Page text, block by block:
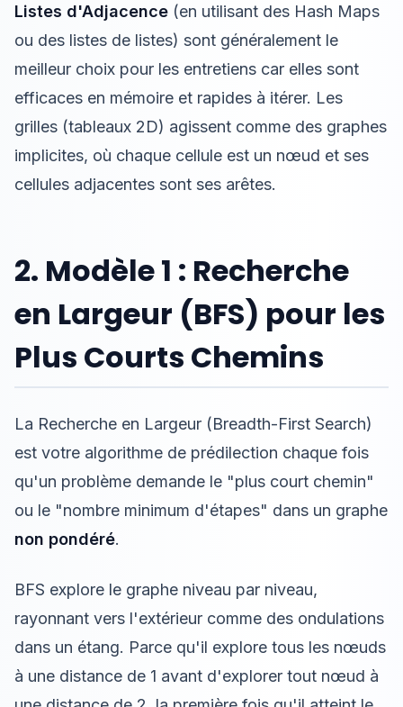
Listes d'Adjacence (en utilisant des Hash Maps
ou des listes de listes) sont généralement le
meilleur choix pour les entretiens car elles sont
efficaces en mémoire et rapides à itérer. Les
grilles (tableaux 2D) agissent comme des graphes
implicites, où chaque cellule est un nœud et ses
cellules adjacentes sont ses arêtes.
2. Modèle 1 : Recherche
en Largeur (BFS) pour les
Plus Courts Chemins
La Recherche en Largeur (Breadth-First Search)
est votre algorithme de prédilection chaque fois
qu'un problème demande le "plus court chemin"
ou le "nombre minimum d'étapes" dans un graphe
non pondéré.
BFS explore le graphe niveau par niveau,
rayonnant vers l'extérieur comme des ondulations
dans un étang. Parce qu'il explore tous les nœuds
à une distance de 1 avant d'explorer tout nœud à